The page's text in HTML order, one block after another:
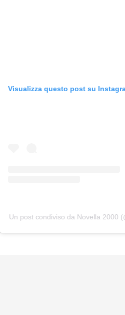
Visualizza questo post su
Un post condiviso da Novella 2000